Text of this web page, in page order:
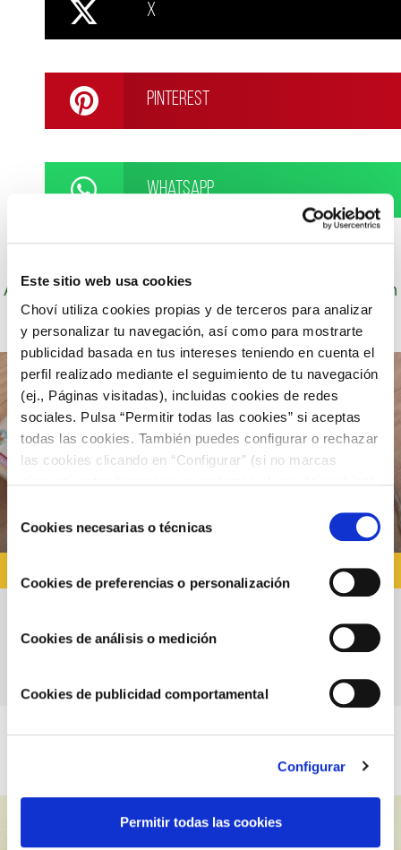
Este sitio web usa cookies
Choví utiliza cookies propias y de terceros para analizar
y personalizar tu navegación, así como para mostrarte
publicidad basada en tus intereses teniendo en cuenta el
perfil realizado mediante el seguimiento de tu navegación
(ej., Páginas visitadas), incluidas cookies de redes
sociales. Pulsa “Permitir todas las cookies” si aceptas
todas las cookies. También puedes configurar o rechazar
las cookies clicando en “Configurar” (si no marcas
COOKIES.
de
consentimiento
Cookies necesarias o técnicas
Cookies de preferencias o personalización
Cookies de análisis o medición
Cookies de publicidad comportamental
Configurar
Permitir todas las cookies
X
Pinterest
WhatsApp
Autor: Cocineros de Choví, expertos en recetas con
salsas para el disfrute.
Huevos rellenos con ajonesa Choví y